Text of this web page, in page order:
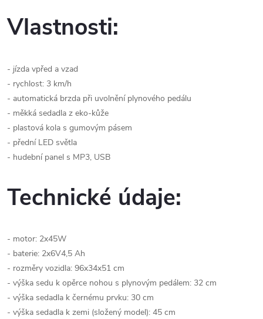
Vlastnosti:
- jízda vpřed a vzad
- rychlost: 3 km/h
- automatická brzda při uvolnění plynového pedálu
- měkká sedadla z eko-kůže
- plastová kola s gumovým pásem
- přední LED světla
- hudební panel s MP3, USB
Technické údaje:
- motor: 2x45W
- baterie: 2x6V4,5 Ah
- rozměry vozidla: 96x34x51 cm
- výška sedu k opěrce nohou s plynovým pedálem: 32 cm
- výška sedadla k černému prvku: 30 cm
- výška sedadla k zemi (složený model): 45 cm